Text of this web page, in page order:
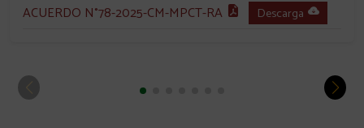
ACUERDO N°78-2025-CM-MPCT-RA Descarga